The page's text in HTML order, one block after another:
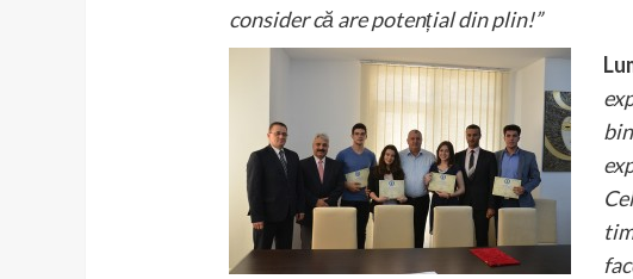
consider că are potențial din plin!”